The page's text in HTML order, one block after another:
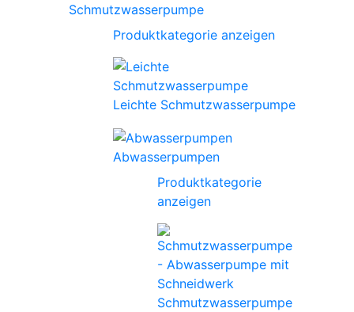
Schmutzwasserpumpe
Produktkategorie anzeigen
Leichte Schmutzwasserpumpe
Abwasserpumpen
Produktkategorie
anzeigen
Schmutzwasserpumpe